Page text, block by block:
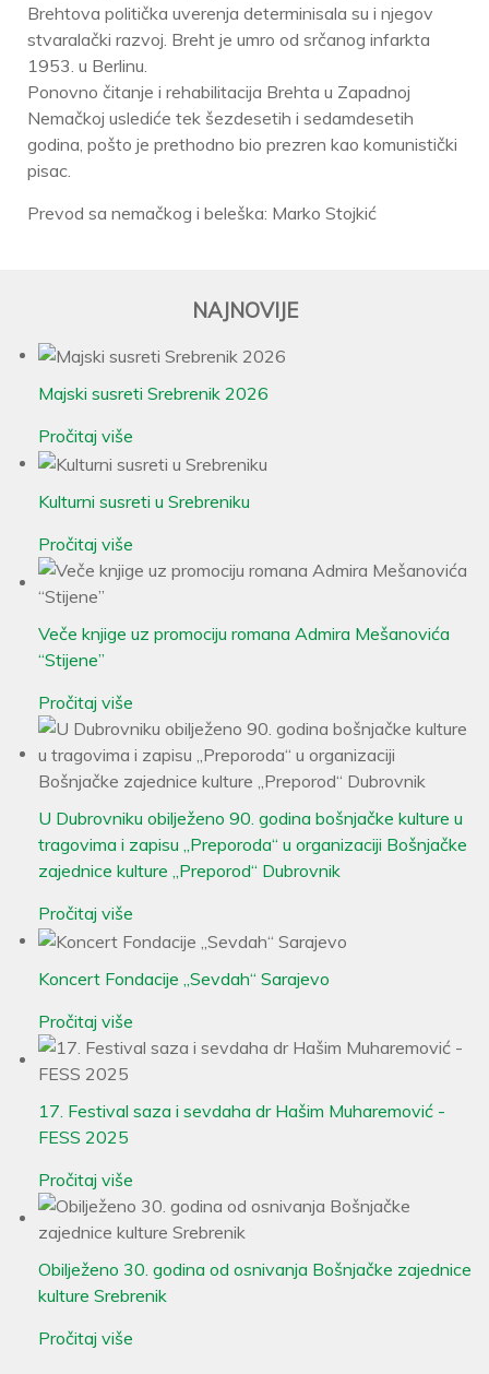
Brehtova politička uverenja determinisala su i njegov
stvaralački razvoj. Breht je umro od srčanog infarkta
1953. u Berlinu.
Ponovno čitanje i rehabilitacija Brehta u Zapadnoj
Nemačkoj uslediće tek šezdesetih i sedamdesetih
godina, pošto je prethodno bio prezren kao komunistički
pisac.
Prevod sa nemačkog i beleška: Marko Stojkić
NAJNOVIJE
Majski susreti Srebrenik 2026
Pročitaj više
Kulturni susreti u Srebreniku
Pročitaj više
Veče knjige uz promociju romana Admira Mešanovića
“Stijene”
Pročitaj više
U Dubrovniku obilježeno 90. godina bošnjačke kulture u
tragovima i zapisu „Preporoda“ u organizaciji Bošnjačke
zajednice kulture „Preporod“ Dubrovnik
Pročitaj više
Koncert Fondacije „Sevdah“ Sarajevo
Pročitaj više
17. Festival saza i sevdaha dr Hašim Muharemović -
FESS 2025
Pročitaj više
Obilježeno 30. godina od osnivanja Bošnjačke zajednice
kulture Srebrenik
Pročitaj više